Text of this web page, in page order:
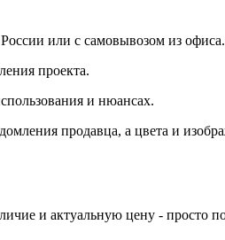
или с самовывозом из
проекта.
и нюансах.
продавца, а цвета и
и актуальную цену - просто